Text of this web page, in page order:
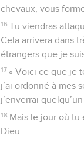
chevaux, vous
16 Tu viendras
Cela arrivera dans
étrangers que je
17 « Voici ce que je
j’ai ordonné à mes
j’enverrai
18 Mais le jour où tu
Dieu.